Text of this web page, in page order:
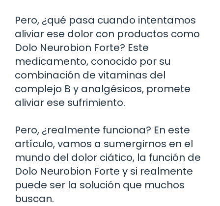
Pero, ¿qué pasa cuando intentamos
aliviar ese dolor con productos como
Dolo Neurobion Forte? Este
medicamento, conocido por su
combinación de vitaminas del
complejo B y analgésicos, promete
aliviar ese sufrimiento.
Pero, ¿realmente funciona? En este
artículo, vamos a sumergirnos en el
mundo del dolor ciático, la función de
Dolo Neurobion Forte y si realmente
puede ser la solución que muchos
buscan.